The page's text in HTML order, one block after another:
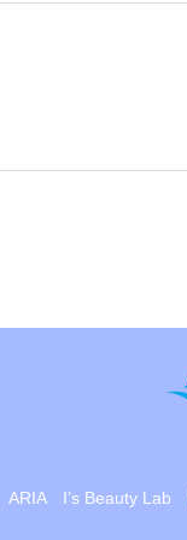
ARIA I’s Beauty Lab